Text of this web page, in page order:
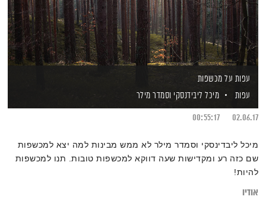
עפות על מכשפות
עפות
מיכל ליבידנסקי וסמדר מילר
02.06.17
00:55:17
מיכל ליבדינסקי וסמדר מילר לא ממש מבינות למה יצא למכשפות
שם כזה רע ומקדישות שעה דווקא למכשפות טובות. תנו למכשפות
להיות!
אודיו